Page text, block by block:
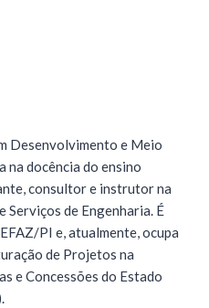
Desenvolvimento e Meio
na docência do ensino
consultor e instrutor na
Serviços de Engenharia. É
PI e, atualmente, ocupa
de Projetos na
e Concessões do Estado